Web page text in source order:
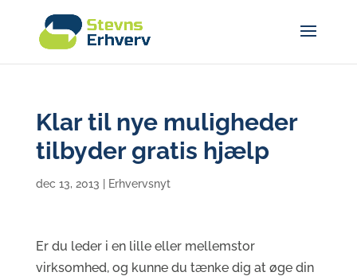
Klar til nye muligheder
tilbyder gratis hjælp
dec 13, 2013 Erhvervsnyt
Er du leder i en lille eller mellemstor
virksomhed, og kunne du tænke dig at øge din